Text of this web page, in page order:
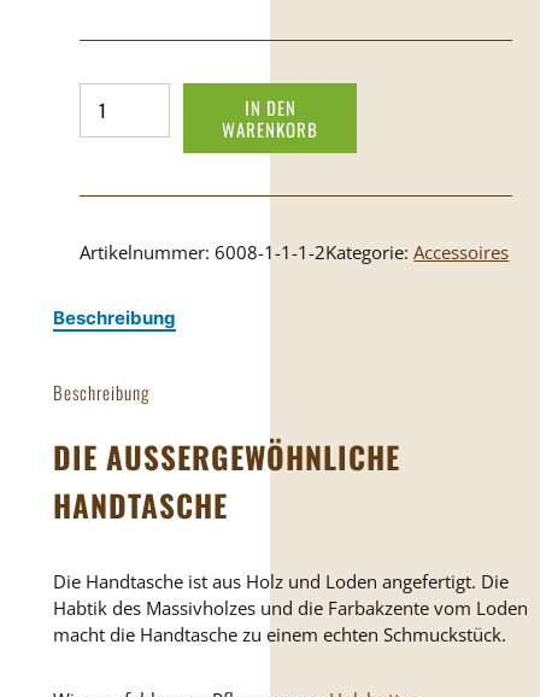
Menge
IN DEN
WARENKORB
Artikelnummer:6008-1-1-1-2Kategorie:Accessoires
Beschreibung
Beschreibung
DIE AUSSERGEWÖHNLICHE H
ANDTASCHE
Die Handtasche ist aus Holz und Loden angefertigt. Die
Habtik des Massivholzes und die Farbakzente vom Loden
macht die Handtasche zu einem echten Schmuckstück.